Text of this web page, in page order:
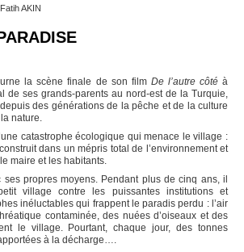
AKIN
la scène finale de son film De l’autre côtéà
de ses grands-parents au nord-est de la Turquie,
des générations de la pêche et de la culture
nature.
catastrophe écologique qui menace le village :
dans un mépris total de l’environnement et
maire et les habitants.
ses propres moyens. Pendant plus de cinq ans, il
village contre les puissantes institutions et
inéluctables qui frappent le paradis perdu : l’air
contaminée, des nuées d’oiseaux et des
le village. Pourtant, chaque jour, des tonnes
à la décharge….